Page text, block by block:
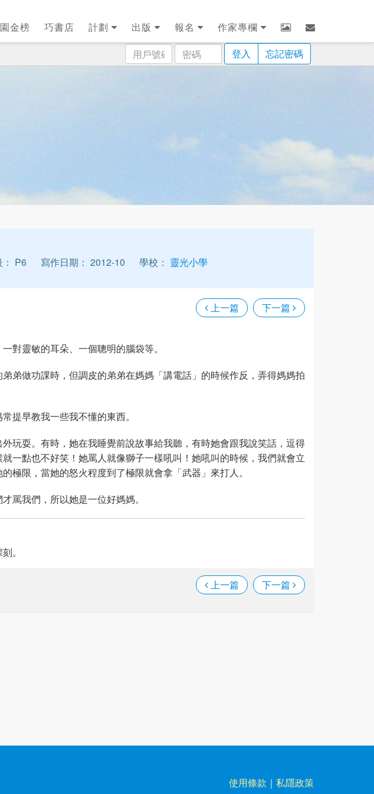
金榜 巧書店 計劃 出版 報名
作家專欄
用
戶
密
碼
登入 忘記密碼
： P6 寫作日期： 2012-10 學校： 靈光小學
上一篇 下一篇
對靈敏的耳朵、一個聰明的腦袋等。
弟做功課時，但調皮的弟弟在媽媽「講電話」的時候作反，弄得媽媽拍
提早教我一些我不懂的東西。
玩耍。有時，她在我睡覺前說故事給我聽，有時她會跟我說笑話，逗得
一點也不好笑！她罵人就像獅子一樣吼叫！她吼叫的時候，我們就會立
極限，當她的怒火程度到了極限就會拿「武器」來打人。
罵我們，所以她是一位好媽媽。
。
上一篇 下一篇
使用條款 ｜ 私隱政策